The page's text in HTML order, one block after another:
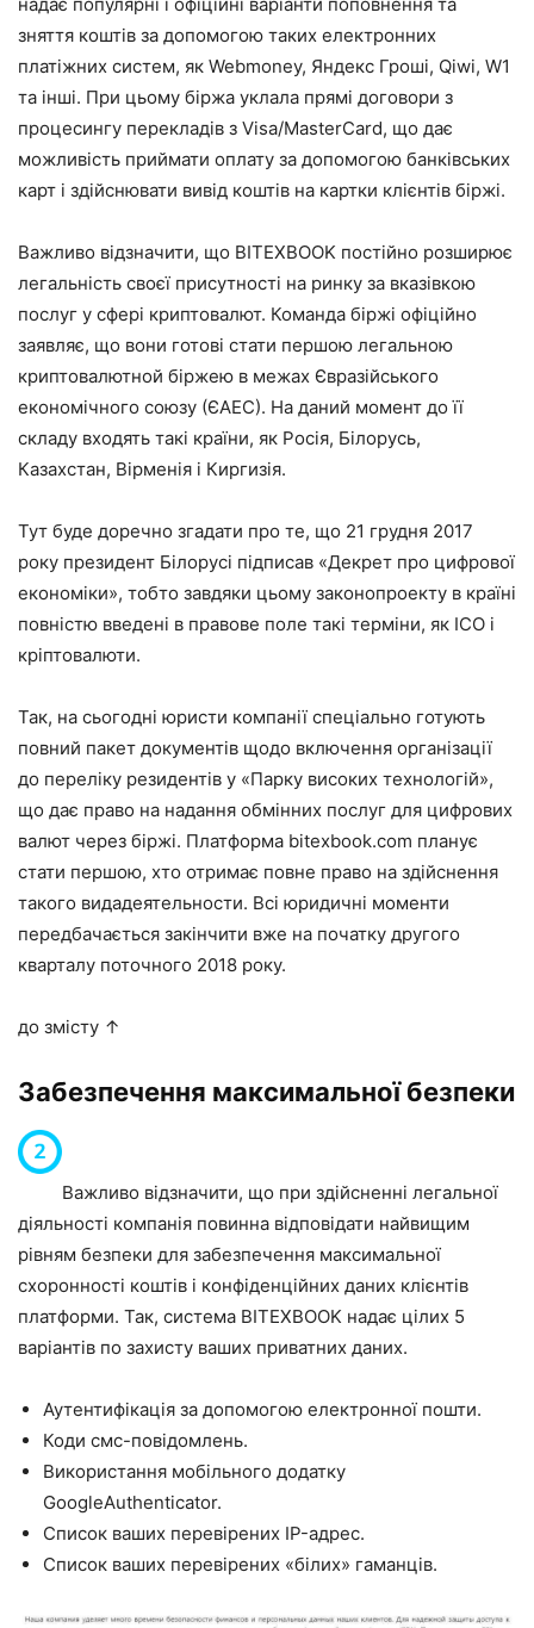
зняття коштів за допомогою таких електронних
платіжних систем, як Webmoney, Яндекс Гроші, Qiwi, W1
та інші. При цьому біржа уклала прямі договори з
процесингу перекладів з Visa/MasterCard, що дає
можливість приймати оплату за допомогою банківських
карт і здійснювати вивід коштів на картки клієнтів біржі.
Важливо відзначити, що BITEXBOOK постійно розширює
легальність своєї присутності на ринку за вказівкою
послуг у сфері криптовалют. Команда біржі офіційно
заявляє, що вони готові стати першою легальною
криптовалютной біржею в межах Євразійського
економічного союзу (ЄАЕС). На даний момент до її
складу входять такі країни, як Росія, Білорусь,
Казахстан, Вірменія і Киргизія.
Тут буде доречно згадати про те, що 21 грудня 2017
року президент Білорусі підписав «Декрет про цифрової
економіки», тобто завдяки цьому законопроекту в країні
повністю введені в правове поле такі терміни, як ICO і
кріптовалюти.
Так, на сьогодні юристи компанії спеціально готують
повний пакет документів щодо включення організації
до переліку резидентів у «Парку високих технологій»,
що дає право на надання обмінних послуг для цифрових
валют через біржі. Платформа bitexbook.com планує
стати першою, хто отримає повне право на здійснення
такого видадеятельности. Всі юридичні моменти
передбачається закінчити вже на початку другого
кварталу поточного 2018 року.
до змісту ↑
Забезпечення максимальної безпеки
Важливо відзначити, що при здійсненні легальної
діяльності компанія повинна відповідати найвищим
рівням безпеки для забезпечення максимальної
схоронності коштів і конфіденційних даних клієнтів
платформи. Так, система BITEXBOOK надає цілих 5
варіантів по захисту ваших приватних даних.
Аутентифікація за допомогою електронної пошти.
Коди смс-повідомлень.
Використання мобільного додатку
GoogleAuthenticator.
Список ваших перевірених IP-адрес.
Список ваших перевірених «білих» гаманців.